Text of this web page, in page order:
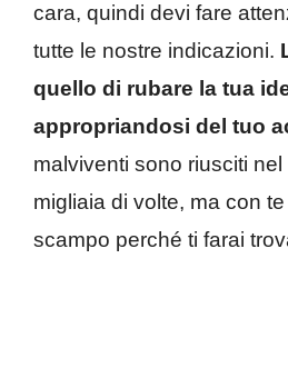
cara, quindi devi fare
tutte le nostre indicazioni.
quello di rubare la tua
appropriandosi del tuo
malviventi sono riusciti
migliaia di volte, ma con
scampo perché ti farai